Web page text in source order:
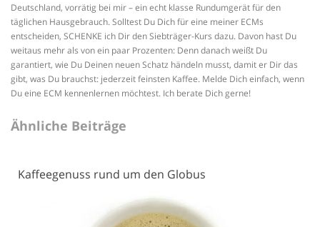
Deutschland, vorrätig bei mir – ein echt klasse Rundumgerät für den
täglichen Hausgebrauch. Solltest Du Dich für eine meiner ECMs
entscheiden, SCHENKE ich Dir den Siebträger-Kurs dazu. Davon hast Du
weitaus mehr als von ein paar Prozenten: Denn danach weißt Du
garantiert, wie Du Deinen neuen Schatz händeln musst, damit er Dir das
gibt, was Du brauchst: jederzeit feinsten Kaffee. Melde Dich einfach, wenn
Du eine ECM kennenlernen möchtest. Ich berate Dich gerne!
Ähnliche Beiträge
Kaffeegenuss rund um den Globus